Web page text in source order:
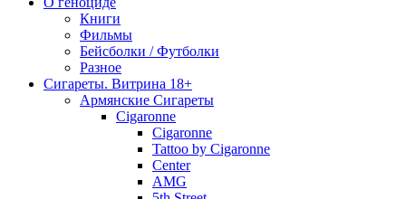
Книги
Фильмы
Бейсболки / Футболки
Разное
Сигареты. Витрина 18+
Армянские Сигареты
Cigaronne
Cigaronne
Tattoo by Cigaronne
Center
AMG